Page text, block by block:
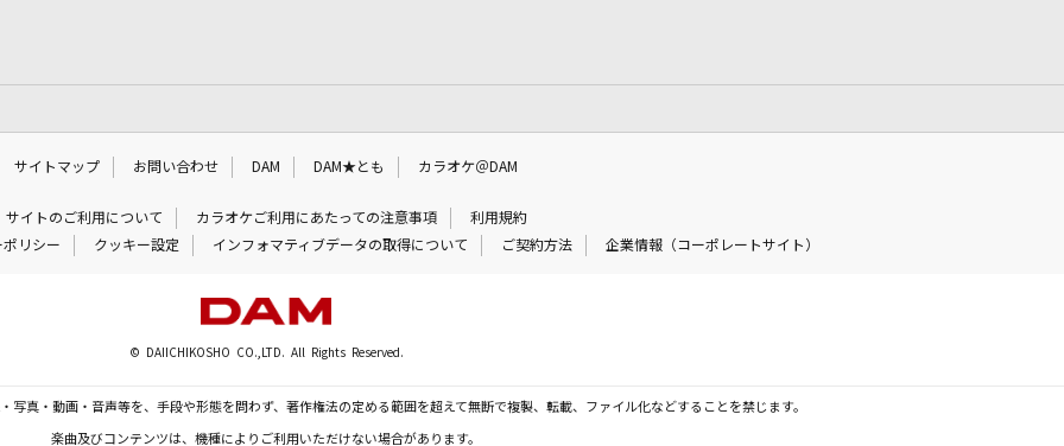
サイトマップ お問い合わせ DAM DAM★とも カラオケ＠DAM
サイトのご利用について カラオケご利用にあたっての注意事項
利用規約
リシー
クッキー設定 インフォマティブデータの取得について ご契約方法 企業情報（コーポレートサイト）
© DAIICHIKOSHO CO.,LTD. All Rights Reserved.
写真・動画・音声等を、手段や形態を問わず、著作権法の定める範囲を超えて無断で複製、転載、ファイル化などすることを禁じます。
楽曲及びコンテンツは、機種によりご利用いただけない場合があります。